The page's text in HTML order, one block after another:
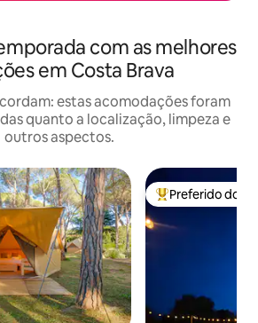
com as melhores
em Costa Brava
estas acomodações foram
quanto a localização, limpeza e
outros aspectos.
Entre os
Preferido dos